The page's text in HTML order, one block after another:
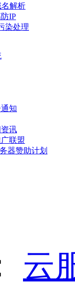
解析
IP
染处理
知
讯
联盟
器赞助计划
云